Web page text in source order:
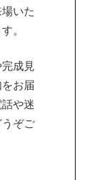
いた
。
成見
お届
や迷
ぞご